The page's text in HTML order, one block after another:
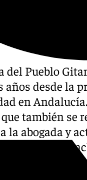
del Pueblo
años desde la
en
que también
la abogada y
comienza
político.